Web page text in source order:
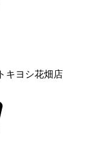
キヨシ花畑店